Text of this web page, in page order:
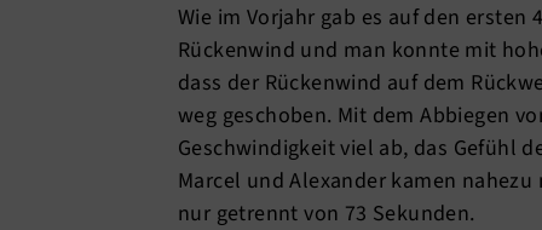
Wie im Vorjahr gab es auf den ersten
Rückenwind und man konnte mit
dass der Rückenwind auf dem
weg geschoben. Mit dem Abbiegen
Geschwindigkeit viel ab, das Gefühl
Marcel und Alexander kamen
nur getrennt von 73 Sekunden.